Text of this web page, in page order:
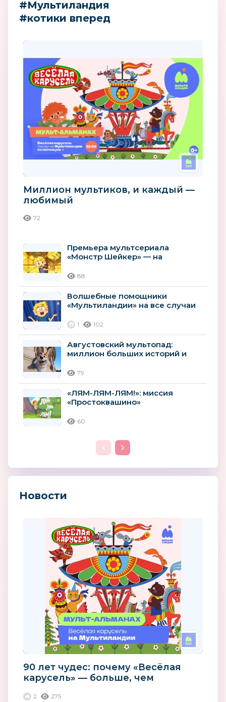
#Мультиландия
#котики вперед
Миллион мультиков, и каждый —
любимый
72
Премьера мультсериала
«Монстр Шейкер» — на
88
Волшебные помощники
«Мультиландии» на все случаи
1 102
Августовский мультопад:
миллион больших историй и
79
«ЛЯМ-ЛЯМ-ЛЯМ!»: миссия
«Простоквашино»
60
Новости
90 лет чудес: почему «Весёлая
карусель» — больше, чем
2 275